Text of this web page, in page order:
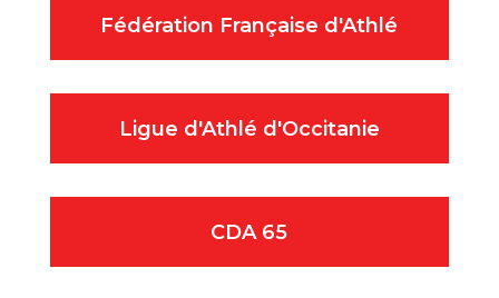
Fédération Française d'Athlé
Ligue d'Athlé d'Occitanie
CDA 65